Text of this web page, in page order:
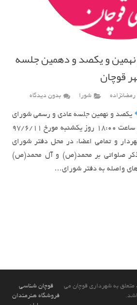
و یکصد و دهمین جلسه
قوچان
رمضانزاده شورا بدون دیدگاه
یکصد و نهمین جلسه عادي و رسمی شورای
اسلامی شهرقوچان راس ساعت 18:00 روز یکشنبه مورخ ۹۷/۶/۱۱
و تمامی اعضاء در محل دفتر شورای
ذکر صلواتی بر محمد(ص) و آل محمد(ص)
واصله به دفتر شورای…
قوچان شناسی
فروشگاه هنرمندان
به شهرداری قوچان می